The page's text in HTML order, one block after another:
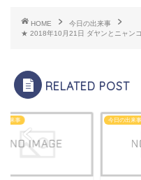
HOME
今日の出来事
★ 2018年10月21日 ダヤンとニャン
RELATED POST
出来事 今日の出来事